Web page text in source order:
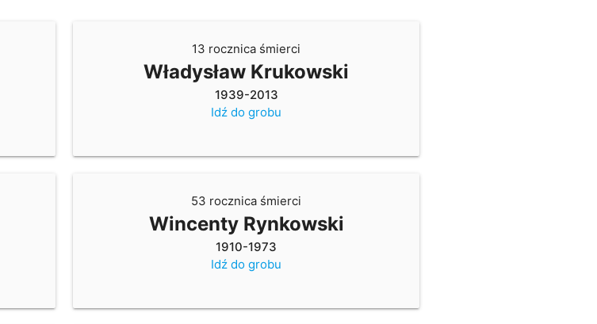
13 rocznica śmierci
Władysław Krukowski
1939-2013
Idź do grobu
53 rocznica śmierci
Wincenty Rynkowski
1910-1973
Idź do grobu